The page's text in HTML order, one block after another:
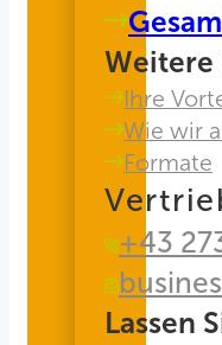
Weitere
Ihre
Wie wir
Formate
+43
Lassen